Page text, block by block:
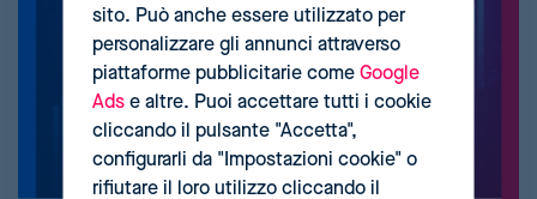
sito. Può anche essere utilizzato per
personalizzare gli annunci attraverso
piattaforme pubblicitarie come Google
Adse altre. Puoi accettare tutti i cookie
cliccando il pulsante "Accetta",
configurarli da "Impostazioni cookie" o
rifiutare il loro utilizzo cliccando il